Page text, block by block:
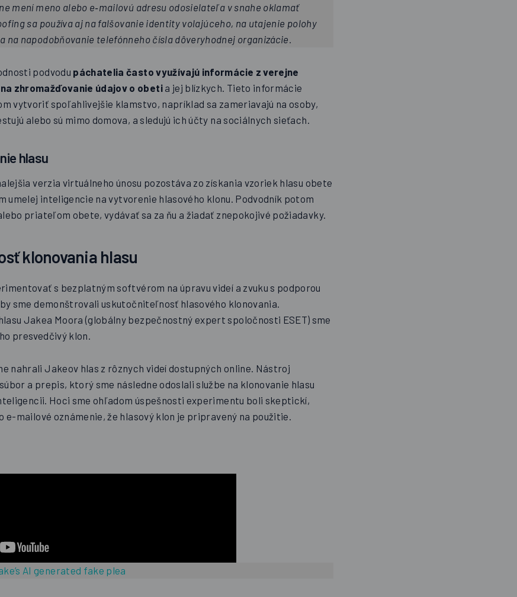
mení meno alebo e‑mailovú adresu odosielateľa v snahe oklamať
sa používa aj na falšovanie identity volajúceho, na utajenie polohy
na napodobňovanie telefónneho čísla dôveryhodnej organizácie.
podvodu páchatelia často využívajú informácie z verejne
zhromažďovanie údajov o obetia jej blízkych. Tieto informácie
vytvoriť spoľahlivejšie klamstvo, napríklad sa zameriavajú na osoby,
alebo sú mimo domova, a sledujú ich účty na sociálnych sieťach.
hlasu
verzia virtuálneho únosu pozostáva zo získania vzoriek hlasu obete
umelej inteligencie na vytvorenie hlasového klonu. Podvodník potom
priateľom obete, vydávať sa za ňu a žiadať znepokojivé požiadavky.
klonovania hlasu
s bezplatným softvérom na úpravu videí a zvuku s podporou
sme demonštrovali uskutočniteľnosť hlasového klonovania.
Jakea Moora (globálny bezpečnostný expert spoločnosti ESET) sme
presvedčivý klon.
nahrali Jakeov hlas z rôznych videí dostupných online. Nástroj
a prepis, ktorý sme následne odoslali službe na klonovanie hlasu
Hoci sme ohľadom úspešnosti experimentu boli skeptickí,
e-mailové oznámenie, že hlasový klon je pripravený na použitie.
AI generated fake plea